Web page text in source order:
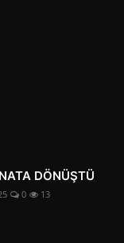
DÖNÜŞTÜ
0 13